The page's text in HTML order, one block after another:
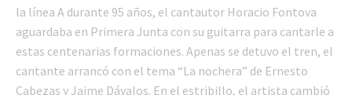
la línea A durante 95 años, el cantautor Horacio Fontova
aguardaba en Primera Junta con su guitarra para cantarle a
estas centenarias formaciones. Apenas se detuvo el tren, el
cantante arrancó con el tema “La nochera” de Ernesto
Cabezas y Jaime Dávalos. En el estribillo, el artista cambió